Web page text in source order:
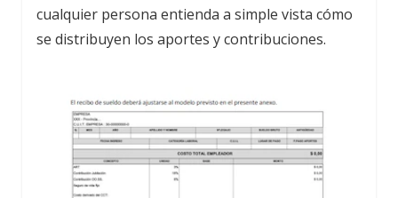
cualquier persona entienda a simple vista cómo
se distribuyen los aportes y contribuciones.